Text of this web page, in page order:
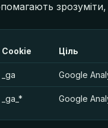
зрозуміти,
Cookie Ціль
_ga Google
_ga_* Google